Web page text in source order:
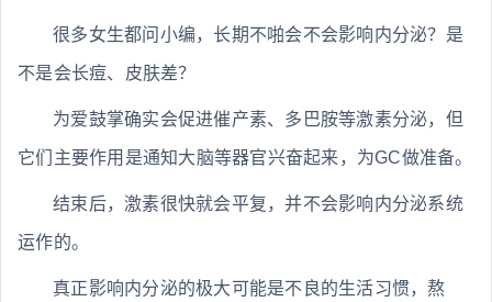
很多女生都问小编，长期不啪会不会影响内分泌？是
不是会长痘、皮肤差？
为爱鼓掌确实会促进催产素、多巴胺等激素分泌，但
它们主要作用是通知大脑等器官兴奋起来，为GC做准备。
结束后，激素很快就会平复，并不会影响内分泌系统
运作的。
真正影响内分泌的极大可能是不良的生活习惯，熬